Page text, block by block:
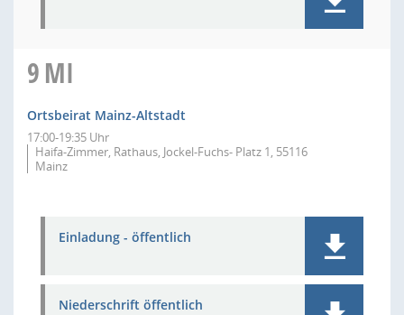
9MI
Ortsbeirat Mainz-Altstadt
17:00-19:35 Uhr
Haifa-Zimmer, Rathaus, Jockel-Fuchs- Platz 1, 55116
Mainz
Einladung - öffentlich
Niederschrift öffentlich